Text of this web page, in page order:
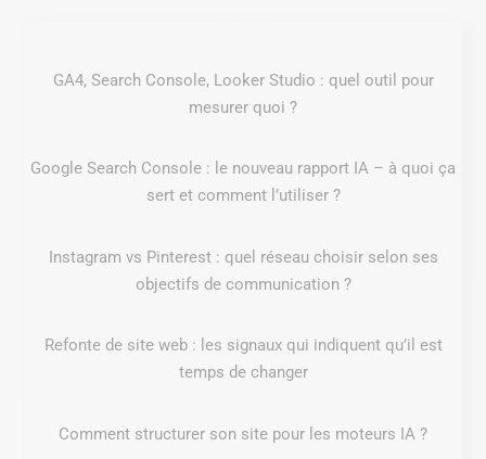
GA4, Search Console, Looker Studio : quel outil pour
mesurer quoi ?
Google Search Console : le nouveau rapport IA – à quoi ça
sert et comment l’utiliser ?
Instagram vs Pinterest : quel réseau choisir selon ses
objectifs de communication ?
Refonte de site web : les signaux qui indiquent qu’il est
temps de changer
Comment structurer son site pour les moteurs IA ?